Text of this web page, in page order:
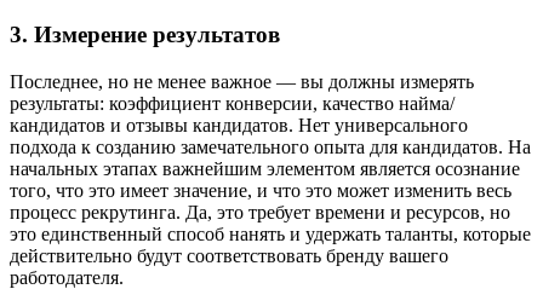
3. Измерение результатов
Последнее, но не менее важное — вы должны измерять
результаты: коэффициент конверсии, качество найма/
кандидатов и отзывы кандидатов. Нет универсального
подхода к созданию замечательного опыта для кандидатов. На
начальных этапах важнейшим элементом является осознание
того, что это имеет значение, и что это может изменить весь
процесс рекрутинга. Да, это требует времени и ресурсов, но
это единственный способ нанять и удержать таланты, которые
действительно будут соответствовать бренду вашего
работодателя.